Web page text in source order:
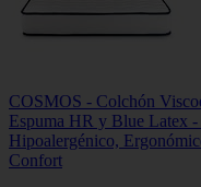
COSMOS - Colchón
Espuma HR y Blue Latex
Hipoalergénico,
Confort